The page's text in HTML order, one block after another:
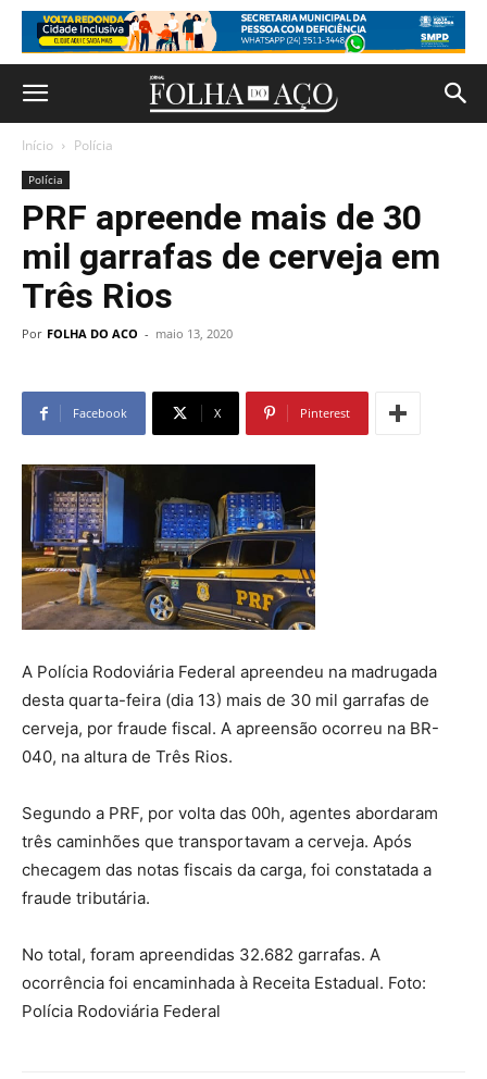
Início Polícia
Polícia
PRF apreende mais de 30
mil garrafas de cerveja em
Três Rios
Por FOLHA DO ACO - maio 13, 2020
Facebook X Pinterest
A Polícia Rodoviária Federal apreendeu na madrugada
desta quarta-feira (dia 13) mais de 30 mil garrafas de
cerveja, por fraude fiscal. A apreensão ocorreu na BR-
040, na altura de Três Rios.
Segundo a PRF, por volta das 00h, agentes abordaram
três caminhões que transportavam a cerveja. Após
checagem das notas fiscais da carga, foi constatada a
fraude tributária.
No total, foram apreendidas 32.682 garrafas. A
ocorrência foi encaminhada à Receita Estadual. Foto:
Polícia Rodoviária Federal